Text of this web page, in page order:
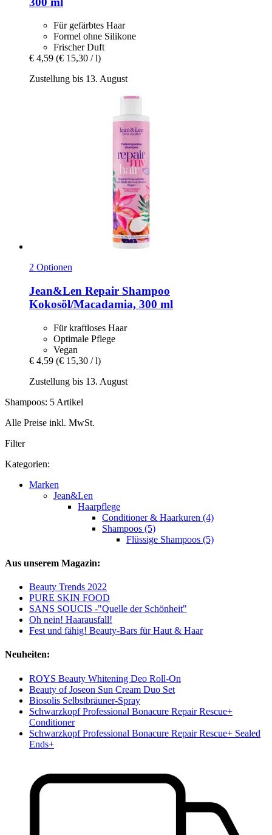
Für gefärbtes Haar
Formel ohne Silikone
Frischer Duft
€ 4,59 (€ 15,30 / l)
Zustellung bis 13. August
2 Optionen
Jean&Len Repair Shampoo
Kokosöl/Macadamia, 300 ml
Für kraftloses Haar
Optimale Pflege
Vegan
€ 4,59 (€ 15,30 / l)
Zustellung bis 13. August
Shampoos: 5 Artikel
Alle Preise inkl. MwSt.
Filter
Kategorien:
Marken
Jean&Len
Haarpflege
Conditioner & Haarkuren (4)
Shampoos (5)
Flüssige Shampoos (5)
Aus unserem Magazin:
Beauty Trends 2022
PURE SKIN FOOD
SANS SOUCIS -"Quelle der Schönheit"
Oh nein! Haarausfall!
Fest und fähig! Beauty-Bars für Haut & Haar
Neuheiten:
ROYS Beauty Whitening Deo Roll-On
Beauty of Joseon Sun Cream Duo Set
Biosolis Selbstbräuner-Spray
Schwarzkopf Professional Bonacure Repair Rescue+
Conditioner
Schwarzkopf Professional Bonacure Repair Rescue+ Sealed
Ends+